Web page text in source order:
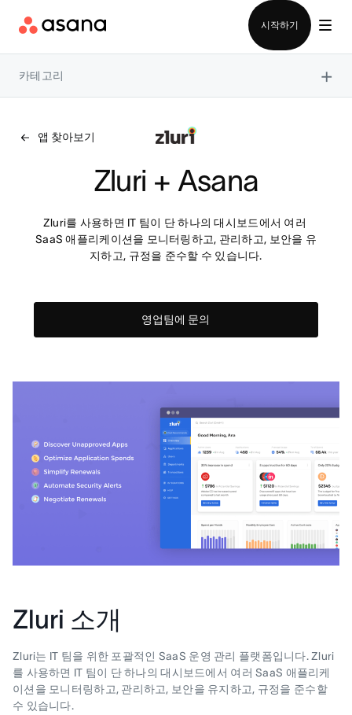
시작하기
카테고리 ×
앱 찾아보기
Zluri + Asana
Zluri를 사용하면 IT 팀이 단 하나의 대시보드에서 여러
SaaS 애플리케이션을 모니터링하고, 관리하고, 보안을 유
지하고, 규정을 준수할 수 있습니다.
영업팀에 문의
Zluri 소개
Zluri는 IT 팀을 위한 포괄적인 SaaS 운영 관리 플랫폼입니다. Zluri
를 사용하면 IT 팀이 단 하나의 대시보드에서 여러 SaaS 애플리케
이션을 모니터링하고, 관리하고, 보안을 유지하고, 규정을 준수할
수 있습니다.